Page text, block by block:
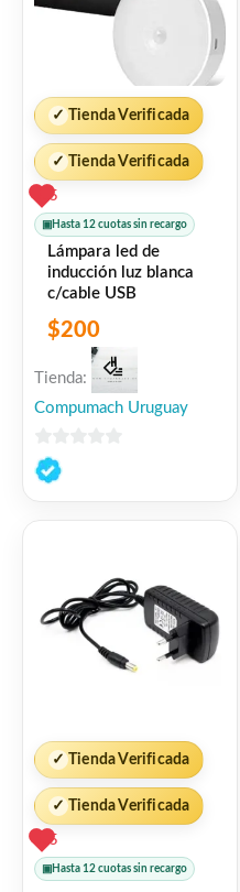
✓ Tienda Verificada
✓ Tienda Verificada
5
▣ Hasta 12 cuotas sin recargo
Lámpara led de
inducción luz blanca
c/cable USB
$200
Tienda:
Compumach Uruguay
0
de
✓ Tienda Verificada
✓ Tienda Verificada
5
▣ Hasta 12 cuotas sin recargo